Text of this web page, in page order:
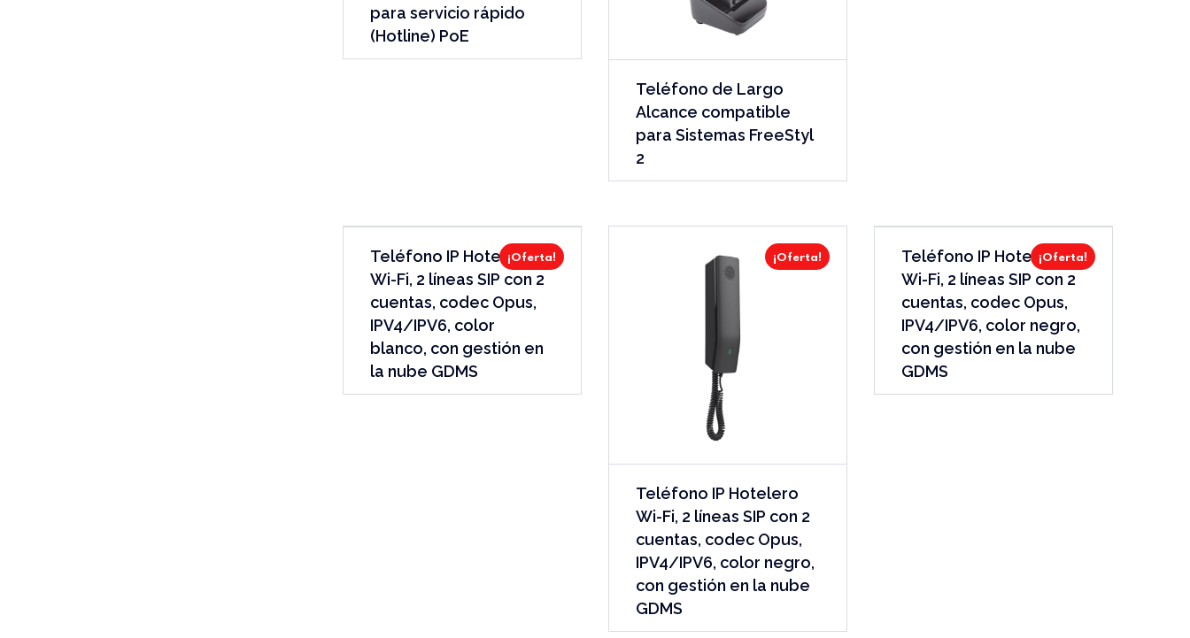
para servicio rápido
(Hotline) PoE
Teléfono de Largo
Alcance compatible
para Sistemas FreeStyl
2
¡Oferta!
Teléfono IP Hotelero
Wi-Fi, 2 líneas SIP con 2
cuentas, codec Opus,
IPV4/IPV6, color
blanco, con gestión en
la nube GDMS
¡Oferta!
Teléfono IP Hotelero
Wi-Fi, 2 líneas SIP con 2
cuentas, codec Opus,
IPV4/IPV6, color negro,
con gestión en la nube
GDMS
¡Oferta!
Teléfono IP Hotelero
Wi-Fi, 2 líneas SIP con 2
cuentas, codec Opus,
IPV4/IPV6, color negro,
con gestión en la nube
GDMS